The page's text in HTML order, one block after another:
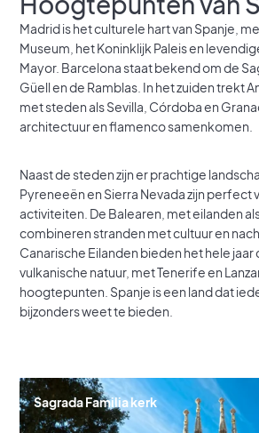
Madrid is het culturele hart van Spanje,
Museum, het Koninklijk Paleis en
Mayor. Barcelona staat bekend om de
Güell en de Ramblas. In het zuiden trekt
met steden als Sevilla, Córdoba en
architectuur en flamenco samenkomen.
Naast de steden zijn er prachtige
Pyreneeën en Sierra Nevada zijn perfect
activiteiten. De Balearen, met eilanden
combineren stranden met cultuur en
Canarische Eilanden bieden het hele jaar
vulkanische natuur, met Tenerife en
hoogtepunten. Spanje is een land dat
bijzonders weet te bieden.
Sagrada Familia kerk